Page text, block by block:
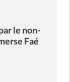
le non-
Faé